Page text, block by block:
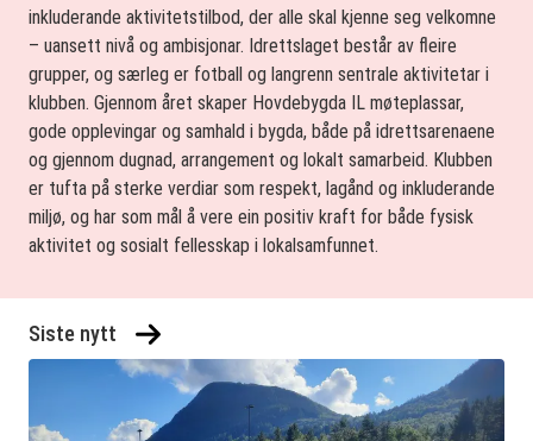
inkluderande aktivitetstilbod, der alle skal kjenne seg velkomne
– uansett nivå og ambisjonar. Idrettslaget består av fleire
grupper, og særleg er fotball og langrenn sentrale aktivitetar i
klubben. Gjennom året skaper Hovdebygda IL møteplassar,
gode opplevingar og samhald i bygda, både på idrettsarenaene
og gjennom dugnad, arrangement og lokalt samarbeid. Klubben
er tufta på sterke verdiar som respekt, lagånd og inkluderande
miljø, og har som mål å vere ein positiv kraft for både fysisk
aktivitet og sosialt fellesskap i lokalsamfunnet.
Siste nytt